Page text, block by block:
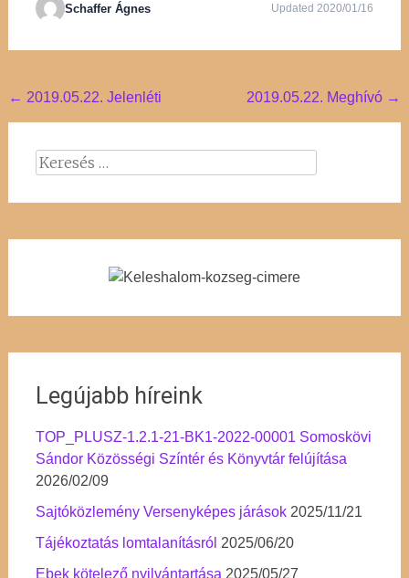
Schaffer Ágnes Updated 2020/01/16
Post
navigation
← 2019.05.22. Jelenléti 2019.05.22. Meghívó →
Keresés:
Legújabb híreink
TOP_PLUSZ-1.2.1-21-BK1-2022-00001 Somoskövi
Sándor Közösségi Színtér és Könyvtár felújítása
2026/02/09
Sajtóközlemény Versenyképes járások 2025/11/21
Tájékoztatás lomtalanításról 2025/06/20
Ebek kötelező nyilvántartása 2025/05/27